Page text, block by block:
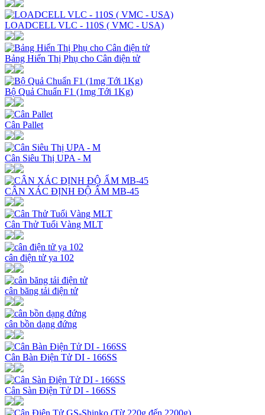
LOADCELL VLC - 110S ( VMC - USA)
Bảng Hiển Thị Phụ cho Cân điện tử
Bộ Quả Chuẩn F1 (1mg Tới 1Kg)
Cân Pallet
Cân Siêu Thị UPA - M
CÂN XÁC ĐỊNH ĐỘ ẨM MB-45
Cân Thử Tuổi Vàng MLT
cân điện tử ya 102
cân băng tải điện tử
cân bồn dạng đứng
Cân Bàn Điện Tử DI - 166SS
Cân Sàn Điện Tử DI - 166SS